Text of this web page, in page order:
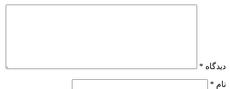
دیدگاه *
نام *